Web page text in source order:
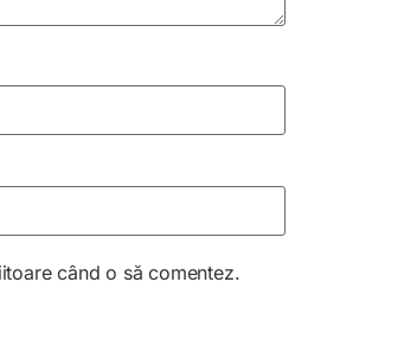
când o să comentez.